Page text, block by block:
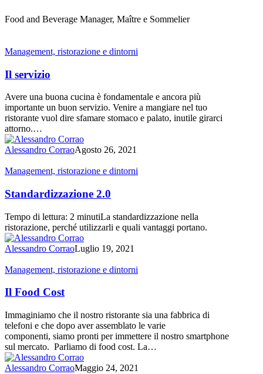
Food and Beverage Manager, Maître e Sommelier
Il
Management, ristorazione e dintorni
Il servizio
Avere una buona cucina è fondamentale e ancora più
importante un buon servizio. Venire a mangiare nel tuo
ristorante vuol dire sfamare stomaco e palato, inutile girarci
attorno.…
Alessandro CorraoAgosto 26, 2021
Standardizzazione
Management, ristorazione e dintorni
Standardizzazione 2.0
Tempo di lettura: 2 minutiLa standardizzazione nella
ristorazione, perché utilizzarli e quali vantaggi portano.
Alessandro CorraoLuglio 19, 2021
Il
Cost
Management, ristorazione e dintorni
Il Food Cost
Immaginiamo che il nostro ristorante sia una fabbrica di
telefoni e che dopo aver assemblato le varie
componenti, siamo pronti per immettere il nostro smartphone
sul mercato. Parliamo di food cost. La…
Alessandro CorraoMaggio 24, 2021